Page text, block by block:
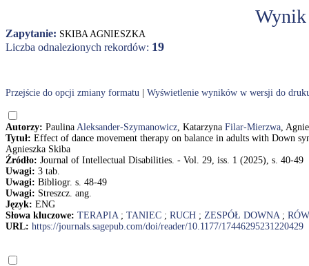
Zapytanie: SKIBA AGNIESZKA
Liczba odnalezionych rekordów: 19
Przejście do opcji zmiany formatu Wyświetlenie wyników w wersji do
Autorzy: Paulina Aleksander-Szymanowicz, Katarzyna Filar-Mierzwa,
Tytuł: Effect of dance movement therapy on balance in adults with Down
Agnieszka Skiba
Źródło: Journal of Intellectual Disabilities. - Vol. 29, iss. 1 (2025), s. 40-49
Uwagi: 3 tab.
Uwagi: Bibliogr. s. 48-49
Uwagi: Streszcz. ang.
Język: ENG
Słowa kluczowe: TERAPIA; TANIEC ; RUCH ; ZESPÓŁ DOWNA;
URL: https://journals.sagepub.com/doi/reader/10.1177/17446295231220429